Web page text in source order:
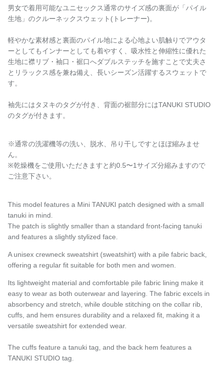
男女で着用可能なユニセックス通常のサイズ感の裏面が「パイル
生地」のクルーネックスウェット(トレーナー)。
軽やかな素材感と裏面のパイル地による心地よい肌触りでアウタ
ーとしてもインナーとしても着やすく、吸水性と伸縮性に優れた
生地に襟リブ・袖口・裾口へダブルステッチを施すことで丈夫さ
とリラックス感を兼ね備え、長いシーズン活躍するスウェットで
す。
袖先にはタヌキのタグが付き、背面の裾部分にはTANUKI STUDIO
のタグが付きます。
※通常の洗濯機等の洗い、脱水、吊り干しですとほぼ縮みませ
ん。
※乾燥機をご使用いただきますと約0.5〜1サイズ分縮みますので
ご注意下さい。
This model features a Mini TANUKI patch designed with a small
tanuki in mind.
The patch is slightly smaller than a standard front-facing tanuki
and features a slightly stylized face.
A unisex crewneck sweatshirt (sweatshirt) with a pile fabric back,
offering a regular fit suitable for both men and women.
Its lightweight material and comfortable pile fabric lining make it
easy to wear as both outerwear and layering. The fabric excels in
absorbency and stretch, while double stitching on the collar rib,
cuffs, and hem ensures durability and a relaxed fit, making it a
versatile sweatshirt for extended wear.
The cuffs feature a tanuki tag, and the back hem features a
TANUKI STUDIO tag.